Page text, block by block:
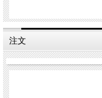
注文